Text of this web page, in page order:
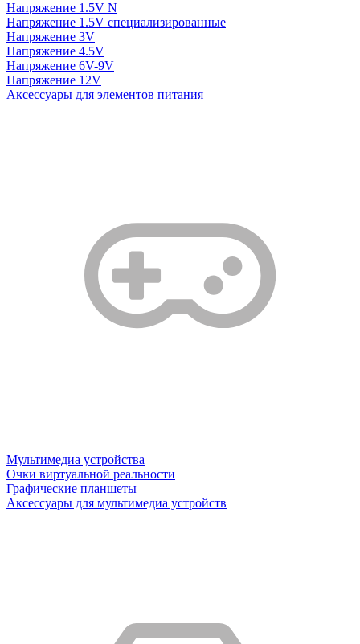
Напряжение 1.5V N
Напряжение 1.5V специализированные
Напряжение 3V
Напряжение 4.5V
Напряжение 6V-9V
Напряжение 12V
Аксессуары для элементов питания
Мультимедиа устройства
Очки виртуальной реальности
Графические планшеты
Аксессуары для мультимедиа устройств